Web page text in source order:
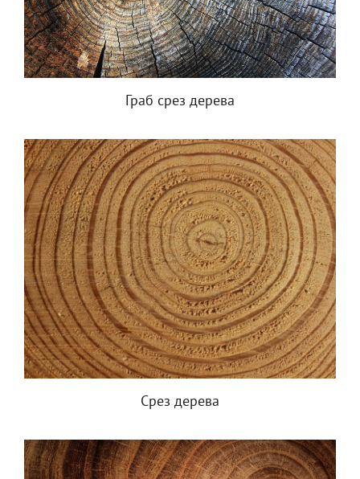
Граб срез дерева
Срез дерева